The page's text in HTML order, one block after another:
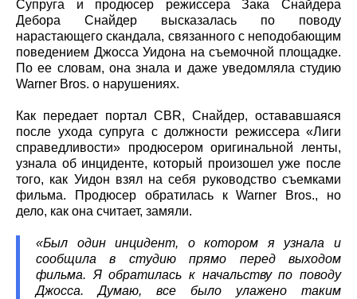
Супруга и продюсер режиссера Зака Снайдера
Дебора Снайдер высказалась по поводу
нарастающего скандала, связанного с неподобающим
поведением Джосса Уидона на съемочной площадке.
По ее словам, она знала и даже уведомляла студию
Warner Bros. о нарушениях.
Как передает портал CBR, Снайдер, остававшаяся
после ухода супруга с должности режиссера «Лиги
справедливости» продюсером оригинальной ленты,
узнала об инциденте, который произошел уже после
того, как Уидон взял на себя руководство съемками
фильма. Продюсер обратилась к Warner Bros., но
дело, как она считает, замяли.
«Был один инцидент, о котором я узнала и
сообщила в студию прямо перед выходом
фильма. Я обратилась к начальству по поводу
Джосса. Думаю, все было улажено таким